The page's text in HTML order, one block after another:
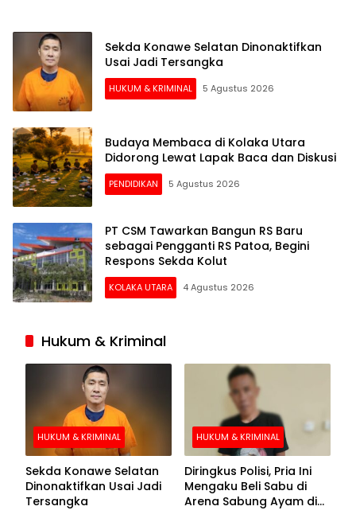
Sekda Konawe Selatan Dinonaktifkan
Usai Jadi Tersangka
HUKUM & KRIMINAL 5 Agustus 2026
Budaya Membaca di Kolaka Utara
Didorong Lewat Lapak Baca dan Diskusi
PENDIDIKAN 5 Agustus 2026
PT CSM Tawarkan Bangun RS Baru
sebagai Pengganti RS Patoa, Begini
Respons Sekda Kolut
KOLAKA UTARA 4 Agustus 2026
Hukum & Kriminal
HUKUM & KRIMINAL
Sekda Konawe Selatan
Dinonaktifkan Usai Jadi
Tersangka
HUKUM & KRIMINAL
Diringkus Polisi, Pria Ini
Mengaku Beli Sabu di
Arena Sabung Ayam di